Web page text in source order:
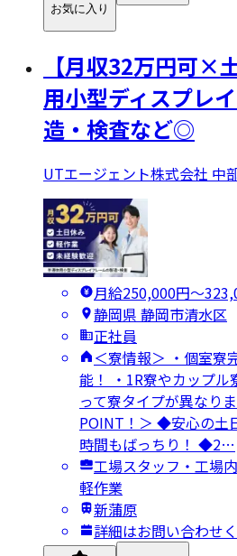
お気に入り
【月収32万円可×
用小型ディスプレ
造・検査など◎
UTエージェント株式会社 中
月給250,000円〜
静岡県 静岡市清水区
正社員
＜寮情報＞ ・個室寮
能！ ・1R寮やカップ
って寮タイプが異なり
POINT！＞ ◆安心の土
時間もばっちり！ ◆2…
工場スタッフ・工場
軽作業
新蒲原
詳細はお問い合わせ